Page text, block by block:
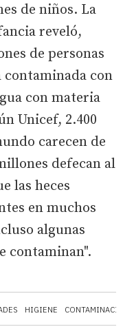
HIGIENE
de niños. La
reveló,
de personas
con
con materia
Unicef, 2.400
carecen de
defecan al
las heces
en muchos
algunas
contaminan".